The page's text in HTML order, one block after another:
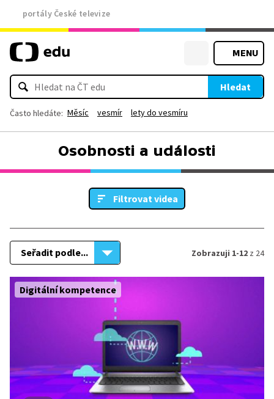
portály České televize
MENU
Hledat
Často hledáte: Měsíc vesmír lety do vesmíru
Osobnosti a události
Filtrovat videa
Seřadit podle... Zobrazuji 1-12 z 24
Digitální kompetence